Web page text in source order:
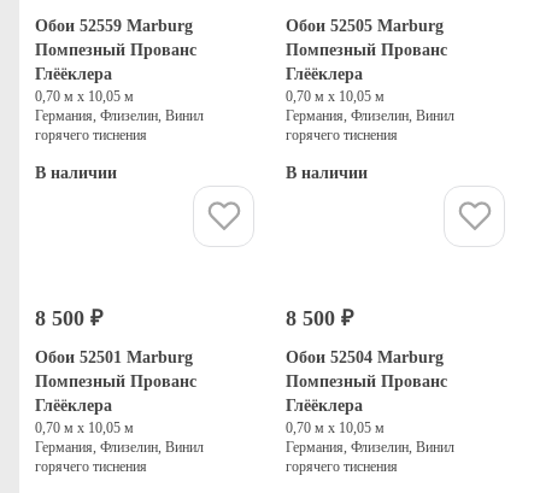
Обои 52559 Marburg
Помпезный Прованс
Глёёклера
0,70 м х 10,05 м
Германия, Флизелин, Винил
горячего тиснения
В наличии
Обои 52505 Marburg
Помпезный Прованс
Глёёклера
0,70 м х 10,05 м
Германия, Флизелин, Винил
горячего тиснения
В наличии
8 500 ₽
Обои 52501 Marburg
Помпезный Прованс
Глёёклера
0,70 м х 10,05 м
Германия, Флизелин, Винил
горячего тиснения
8 500 ₽
Обои 52504 Marburg
Помпезный Прованс
Глёёклера
0,70 м х 10,05 м
Германия, Флизелин, Винил
горячего тиснения